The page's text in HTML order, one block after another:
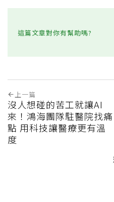
這篇文章對你有幫助嗎?
上一篇
沒人想碰的苦工就讓AI
來！鴻海團隊駐醫院找痛
點 用科技讓醫療更有溫
度